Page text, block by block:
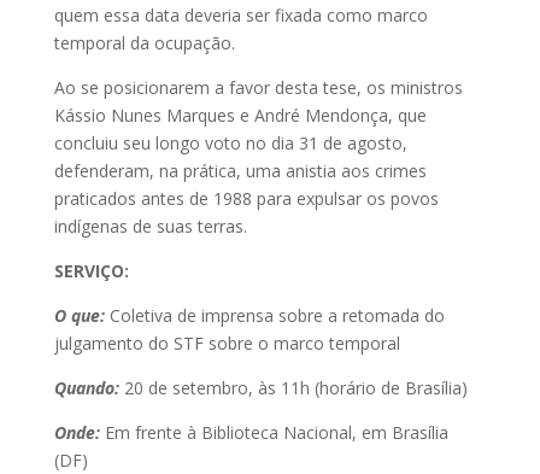
quem essa data deveria ser fixada como marco
temporal da ocupação.
Ao se posicionarem a favor desta tese, os ministros
Kássio Nunes Marques e André Mendonça, que
concluiu seu longo voto no dia 31 de agosto,
defenderam, na prática, uma anistia aos crimes
praticados antes de 1988 para expulsar os povos
indígenas de suas terras.
SERVIÇO:
O que:Coletiva de imprensa sobre a retomada do
julgamento do STF sobre o marco temporal
Quando:20 de setembro, às 11h (horário de Brasília)
Onde: Em frente à Biblioteca Nacional, em Brasília
(DF)